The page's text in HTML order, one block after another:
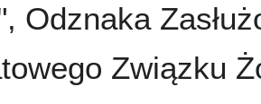
Odznaka
Związku